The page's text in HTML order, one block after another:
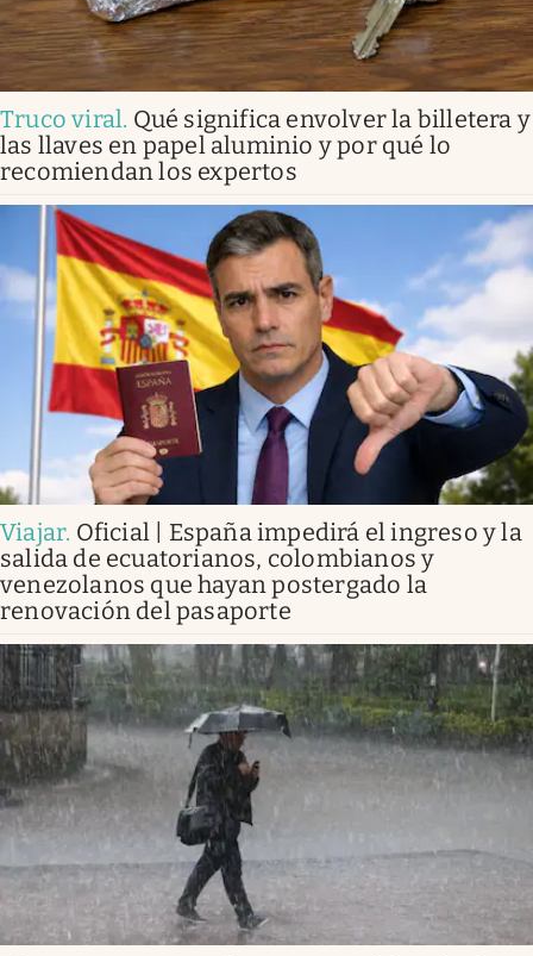
Truco viral. Qué significa envolver la billetera y
las llaves en papel aluminio y por qué lo
recomiendan los expertos
Viajar. Oficial | España impedirá el ingreso y la
salida de ecuatorianos, colombianos y
venezolanos que hayan postergado la
renovación del pasaporte